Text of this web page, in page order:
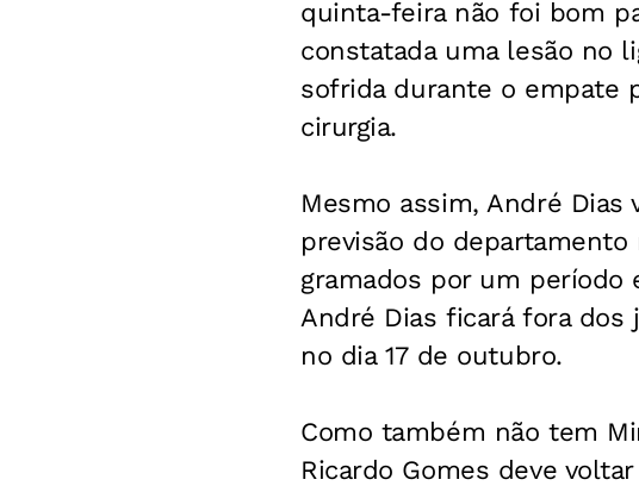
quinta-feira não foi bom
constatada uma lesão no
sofrida durante o empate
cirurgia.
Mesmo assim, André Dias
previsão do
gramados por um período
André Dias ficará fora dos
no dia 17 de outubro.
Como também não tem
Ricardo Gomes deve